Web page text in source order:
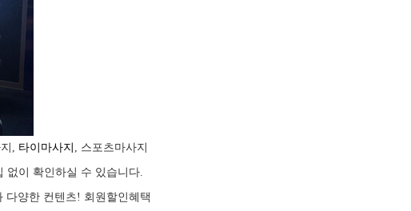
, 타이마사지 , 스포츠마사지
없이 확인하실 수 있습니다.
다양한 컨텐츠! 회원할인혜택